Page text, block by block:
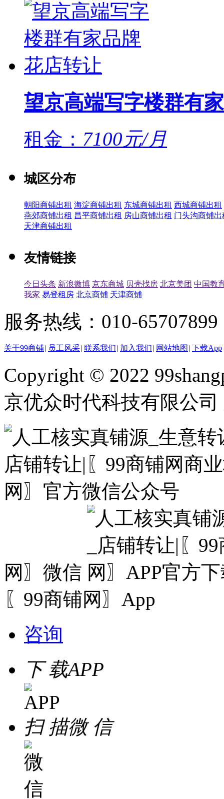
望京高端写字楼群有
租金： 7100元/月
城区分布
朝阳商铺出租 海淀商铺出租 东城商铺出租 西城商铺出租
燕郊商铺出租 昌平商铺出租 房山商铺出租 门头沟商铺出
天津商铺出租
友情链接
今日头条 新浪微博 京东商城 贝壳找房 北京美团 中国教
我家 易登租房 北京商铺 天津商铺
服务热线：010-
关于99商铺| 员工风采| 联系我们| 加入我们| 网站地图 | 下载App
Copyright © 2022
京优众时代科技有限公
网〗微信
〖99商铺网〗App
咨询
下 载APP
扫 描微 信